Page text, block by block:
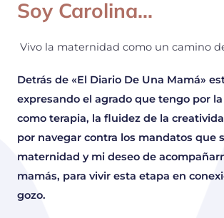
Soy Carolina...
Vivo la maternidad como un camino
Detrás de «El Diario De Una Mamá»
expresando el agrado que tengo por
como terapia, la fluidez de la
por navegar contra los mandatos que
maternidad y mi deseo de
mamás, para vivir esta etapa en
gozo.